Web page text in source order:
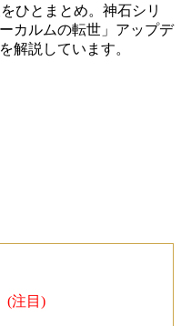
ひとまとめ。神石シリ
カルムの転世」アップデ
解説しています。
(注目)